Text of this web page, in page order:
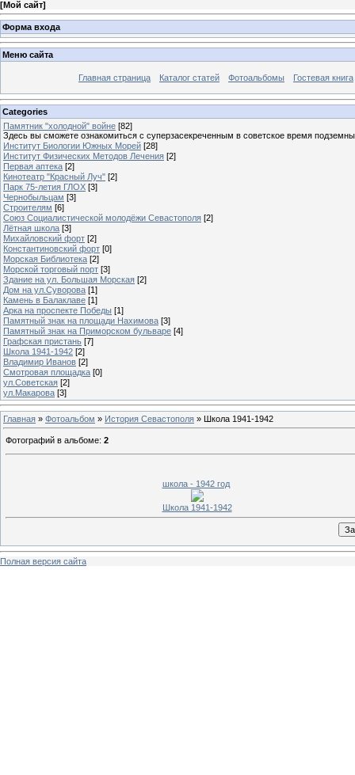
[Мой сайт]
Форма входа
Меню сайта
Главная страница Каталог статей Фотоальбомы Гостевая книга
Categories
Памятник "холодной" войне [82]
Здесь вы сможете ознакомиться с суперзасекреченным в советское время
Институт Биологии Южных Морей [28]
Институт Физических Методов Лечения [2]
Первая аптека [2]
Кинотеатр "Красный Луч" [2]
Парк 75-летия ГЛОХ [3]
Чернобыльцам [3]
Строителям [6]
Союз Социалистической молодёжи Севастополя [2]
Лётная школа [3]
Михайловский форт [2]
Константиновский форт [0]
Морская Библиотека [2]
Морской торговый порт [3]
Здание на ул. Большая Морская [2]
Дом на ул.Суворова [1]
Камень в Балаклаве [1]
Арка на проспекте Победы [1]
Памятный знак на площади Нахимова [3]
Памятный знак на Приморском бульваре [4]
Графская пристань [7]
Школа 1941-1942 [2]
Владимир Иванов [2]
Смотровая площадка [0]
ул.Советская [2]
ул.Макарова [3]
Главная » Фотоальбом » История Севастополя » Школа 1941-1942
Фотографий в альбоме: 2
школа - 1942 год
Школа 1941-1942
Полная версия сайта